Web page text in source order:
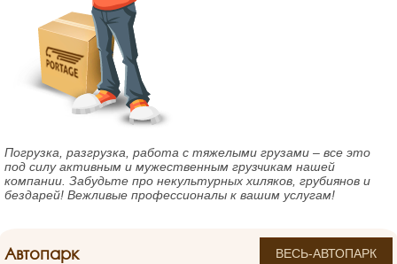
Погрузка, разгрузка, работа с тяжелыми грузами – все это
под силу активным и мужественным грузчикам нашей
компании. Забудьте про некультурных хиляков, грубиянов и
бездарей! Вежливые профессионалы к вашим услугам!
Автопарк ВЕСЬ-АВТОПАРК